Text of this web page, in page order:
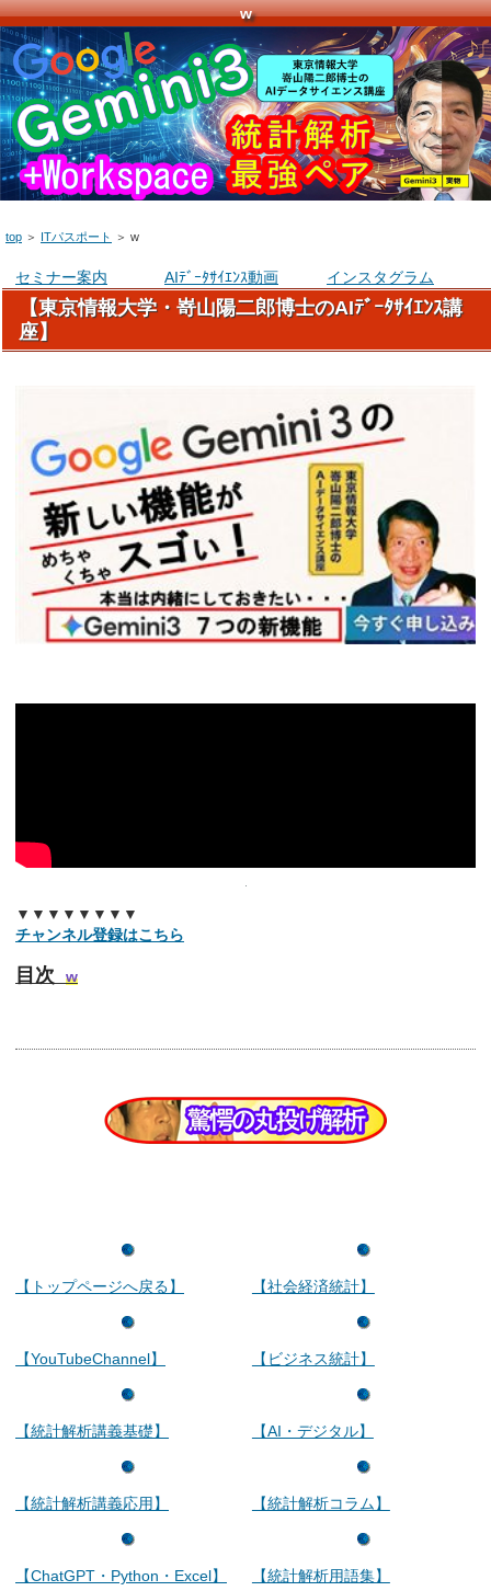
w
top ＞ ITパスポート ＞ w
セミナー案内 AIﾃﾞｰﾀｻｲｴﾝｽ動画 インスタグラム
【東京情報大学・嵜山陽二郎博士のAIﾃﾞｰﾀｻｲｴﾝｽ講
座】
▼▼▼▼▼▼▼▼
チャンネル登録はこちら
目次 w
【トップページへ戻る】
【YouTubeChannel】
【統計解析講義基礎】
【統計解析講義応用】
【ChatGPT・Python・Excel】
【社会経済統計】
【ビジネス統計】
【AI・デジタル】
【統計解析コラム】
【統計解析用語集】